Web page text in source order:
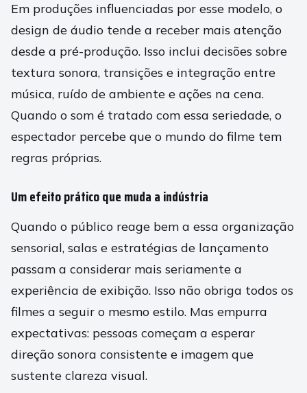
Em produções influenciadas por esse modelo, o
design de áudio tende a receber mais atenção
desde a pré-produção. Isso inclui decisões sobre
textura sonora, transições e integração entre
música, ruído de ambiente e ações na cena.
Quando o som é tratado com essa seriedade, o
espectador percebe que o mundo do filme tem
regras próprias.
Um efeito prático que muda a indústria
Quando o público reage bem a essa organização
sensorial, salas e estratégias de lançamento
passam a considerar mais seriamente a
experiência de exibição. Isso não obriga todos os
filmes a seguir o mesmo estilo. Mas empurra
expectativas: pessoas começam a esperar
direção sonora consistente e imagem que
sustente clareza visual.